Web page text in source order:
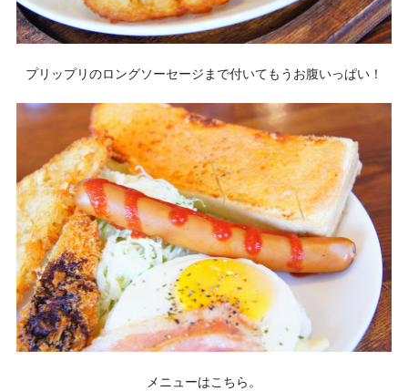
プリップリのロングソーセージまで付いてもうお腹いっぱい！
メニューはこちら。